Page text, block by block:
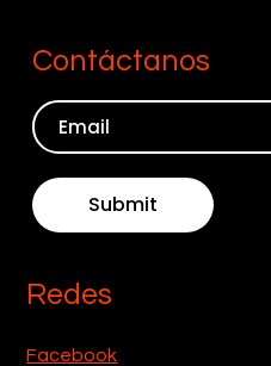
Redes
Facebook
Contáctanos
Submit